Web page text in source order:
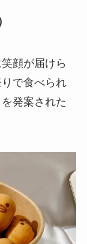
顔が届けら
で食べられ
発案された